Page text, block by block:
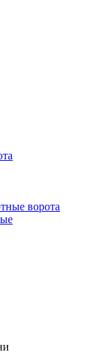
ворота